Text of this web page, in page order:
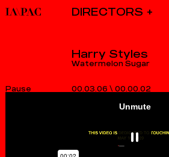
DIRECTORS
00.03.06 \ 00.00.02
Harry Styles
Watermelon Sugar